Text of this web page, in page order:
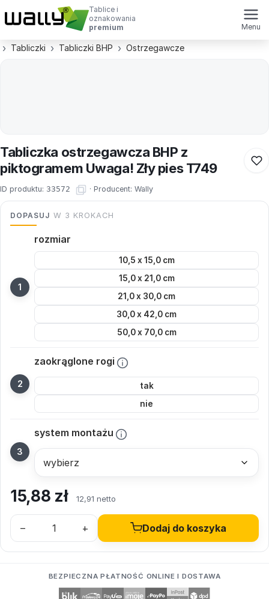
Tablice i
oznakowania
premium
Menu
Tabliczki Tabliczki BHP Ostrzegawcze
Tabliczka ostrzegawcza BHP z
piktogramem Uwaga! Zły pies T749
ID produktu: 33572 · Producent: Wally
DOPASUJ W 3 KROKACH
rozmiar
10,5 x 15,0 cm
15,0 x 21,0 cm
21,0 x 30,0 cm
30,0 x 42,0 cm
50,0 x 70,0 cm
zaokrąglone rogi
tak
nie
system montażu
15,88 zł 12,91 netto
– + Dodaj do koszyka
BEZPIECZNA PŁATNOŚĆ ONLINE I DOSTAWA